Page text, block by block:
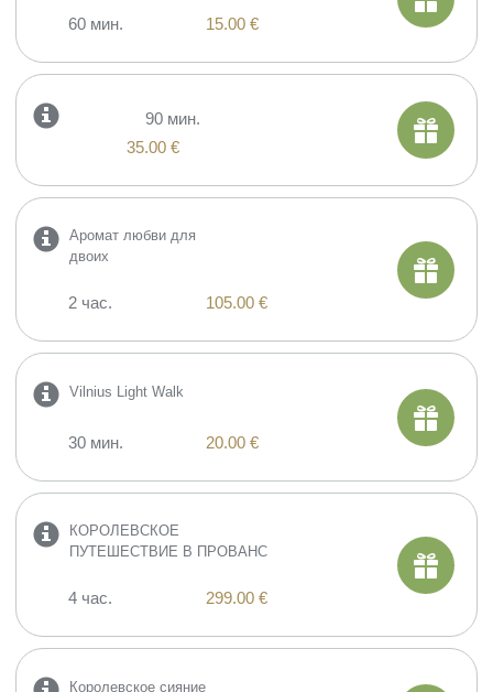
60 мин. 15.00 €
90 мин.
35.00 €
Аромат любви для
двоих
2 час. 105.00 €
Vilnius Light Walk
30 мин. 20.00 €
КОРОЛЕВСКОЕ
ПУТЕШЕСТВИЕ В ПРОВАНС
4 час. 299.00 €
Королевское сияние